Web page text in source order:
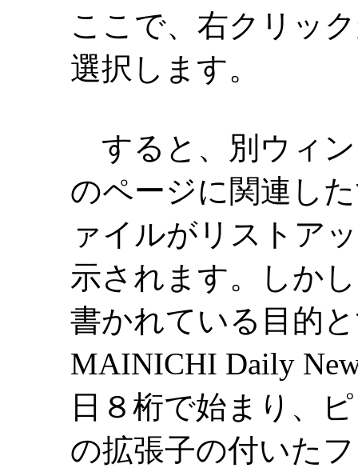
ここで、右クリッ
選択します。
すると、別ウィ
のページに関連し
ァイルがリストア
示されます。しか
書かれている目的
MAINICHI Daily
日８桁で始まり、
の拡張子の付いた